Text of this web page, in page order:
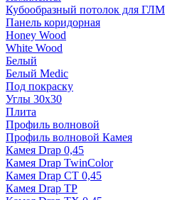
Кубообразный потолок для ГЛМ
Панель коридорная
Honey Wood
White Wood
Белый
Белый Medic
Под покраску
Углы 30х30
Плита
Профиль волновой
Профиль волновой Камея
Камея Drap 0,45
Камея Drap TwinColor
Камея Drap СТ 0,45
Камея Drap ТР